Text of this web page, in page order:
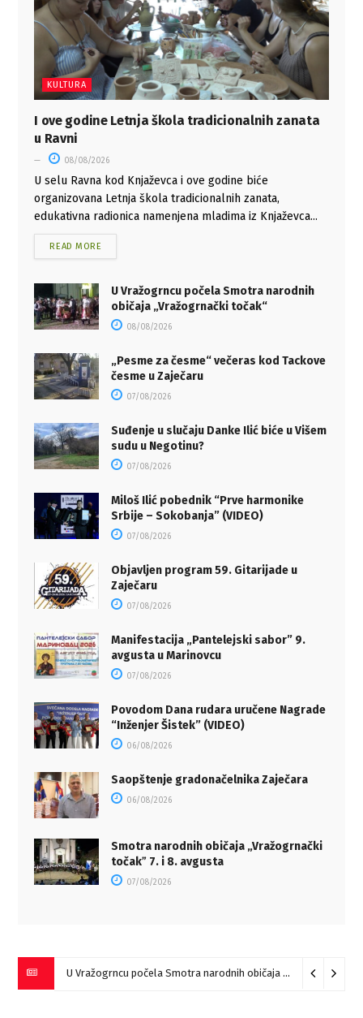
KULTURA
I ove godine Letnja škola tradicionalnih zanata
u Ravni
08/08/2026
U selu Ravna kod Knjaževca i ove godine biće
organizovana Letnja škola tradicionalnih zanata,
edukativna radionica namenjena mladima iz Knjaževca...
READ MORE
U Vražogrncu počela Smotra narodnih
običaja „Vražogrnački točak“
08/08/2026
„Pesme za česme“ večeras kod Tackove
česme u Zaječaru
07/08/2026
Suđenje u slučaju Danke Ilić biće u Višem
sudu u Negotinu?
07/08/2026
Miloš Ilić pobednik “Prve harmonike
Srbije – Sokobanja” (VIDEO)
07/08/2026
Objavljen program 59. Gitarijade u
Zaječaru
07/08/2026
Manifestacija „Pantelejski sabor” 9.
avgusta u Marinovcu
07/08/2026
Povodom Dana rudara uručene Nagrade
“Inženjer Šistek” (VIDEO)
06/08/2026
Saopštenje gradonačelnika Zaječara
06/08/2026
Smotra narodnih običaja „Vražogrnački
točakˮ 7. i 8. avgusta
07/08/2026
U Vražogrncu počela Smotra narodnih običaja „Vražogrnački točak“